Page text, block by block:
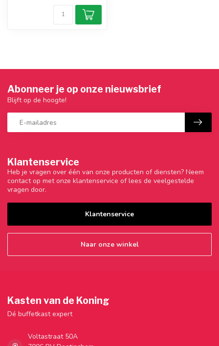
Klantenservice
Heb je vragen over één van onze producten of diensten? Neem
contact op met onze klantenservice of lees de veelgestelde
vragen door.
Klantenservice
Naar onze winkel
Abonneer je op onze nieuwsbrief
Blijft op de hoogte!
Kasten van de Koning
Dé buffetkast expert
Voltastraat 50A